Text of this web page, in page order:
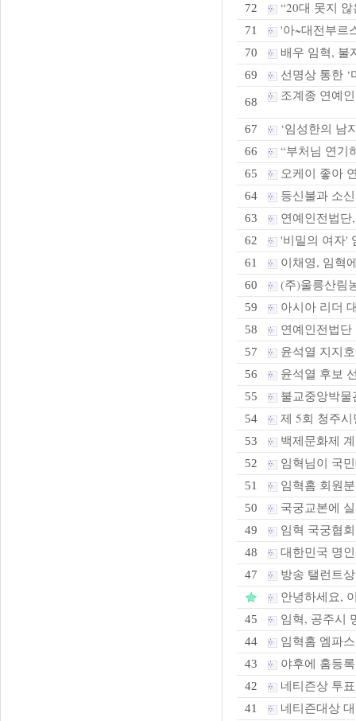
72 “20대 못지
71 '아~대전부르
70 배우 임혁, 불
69 선명상 통한
68 조계종 연예
67 ‘임성한의 남
66 “부처님 연기
65 오케이 좋아
64 등신불과 소
63 연예인전법단
62 '비밀의 여자'
61 이채영, 임혁
60 (주)울릉산림
59 아시아 리더
58 연예인전법
57 윤석열 지지
56 윤석열 후보
55 불교중앙박물
54 제 5회 청주
53 백제문화제
52 임혁님이 국
51 임혁홈 회원
50 국궁교본에
49 임혁 국궁협
48 대한민국 명
47
방송 탤런트
안녕하세요,
45 임혁, 공주시
44 임혁홈 엠파
43 야후에 홈등
42 네티즌상 투
41 네티즌대상